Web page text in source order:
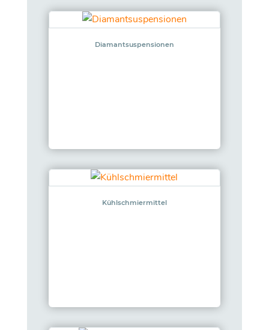
Diamantsuspensionen
Kühlschmiermittel